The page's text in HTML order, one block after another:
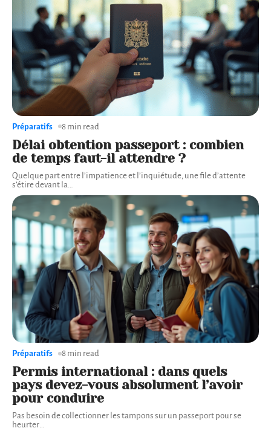
Délai obtention passeport : combien
de temps faut-il attendre ?
Quelque part entre l’impatience et l’inquiétude, une file d’attente
s’étire devant la
Préparatifs 8 min read
Permis international : dans quels
pays devez-vous absolument l’avoir
pour conduire
Pas besoin de collectionner les tampons sur un passeport pour se
heurter…
Préparatifs 8 min read